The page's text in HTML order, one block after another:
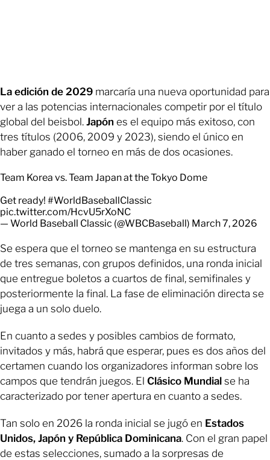
La edición de 2029 marcaría una nueva oportunidad para
ver a las potencias internacionales competir por el título
global del beisbol. Japón es el equipo más exitoso, con
tres títulos (2006, 2009 y 2023), siendo el único en
haber ganado el torneo en más de dos ocasiones.
Team Korea vs. Team Japan at the Tokyo Dome
Get ready! #WorldBaseballClassic
pic.twitter.com/HcvU5rXoNC
— World Baseball Classic (@WBCBaseball) March 7, 2026
Se espera que el torneo se mantenga en su estructura
de tres semanas, con grupos definidos, una ronda inicial
que entregue boletos a cuartos de final, semifinales y
posteriormente la final. La fase de eliminación directa se
juega a un solo duelo.
En cuanto a sedes y posibles cambios de formato,
invitados y más, habrá que esperar, pues es dos años del
certamen cuando los organizadores informan sobre los
campos que tendrán juegos. El Clásico Mundial se ha
caracterizado por tener apertura en cuanto a sedes.
Tan solo en 2026 la ronda inicial se jugó en Estados
Unidos, Japón y República Dominicana. Con el gran papel
de estas selecciones, sumado a la sorpresas de